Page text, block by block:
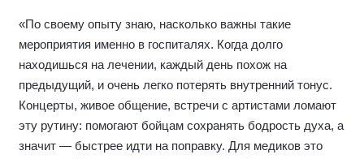
«По своему опыту знаю, насколько важны такие
мероприятия именно в госпиталях. Когда долго
находишься на лечении, каждый день похож на
предыдущий, и очень легко потерять внутренний тонус.
Концерты, живое общение, встречи с артистами ломают
эту рутину: помогают бойцам сохранять бодрость духа, а
значит — быстрее идти на поправку. Для медиков это